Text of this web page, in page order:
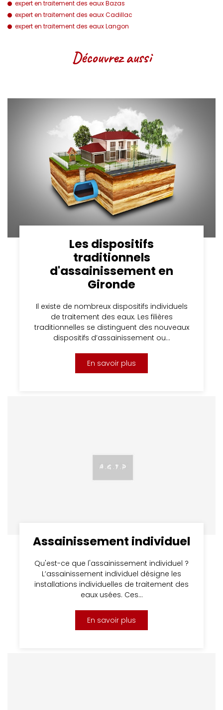
expert en traitement des eaux Bazas
expert en traitement des eaux Cadillac
expert en traitement des eaux Langon
Découvrez aussi
Les dispositifs
traditionnels
d'assainissement en
Gironde
Il existe de nombreux dispositifs individuels
de traitement des eaux. Les filières
traditionnelles se distinguent des nouveaux
dispositifs d’assainissement ou…
En savoir plus
Assainissement individuel
Qu'est-ce que l'assainissement individuel ?
L’assainissement individuel désigne les
installations individuelles de traitement des
eaux usées. Ces…
En savoir plus